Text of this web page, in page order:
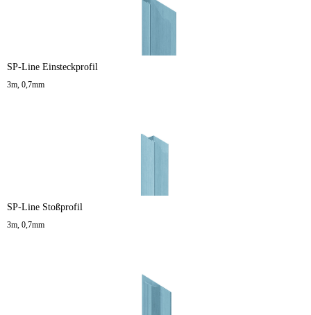
SP-Line Einsteckprofil
3m, 0,7mm
SP-Line Stoßprofil
3m, 0,7mm